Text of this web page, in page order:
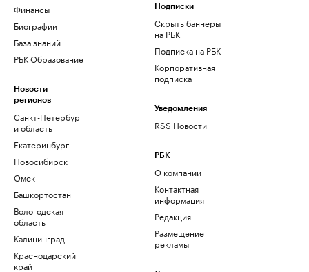
Финансы
Биографии
База знаний
РБК Образование
Новости
регионов
Санкт-Петербург
и область
Екатеринбург
Новосибирск
Омск
Башкортостан
Вологодская
область
Калининград
Краснодарский
край
Подписки
Скрыть баннеры
на РБК
Подписка на РБК
Корпоративная
подписка
Уведомления
RSS Новости
РБК
О компании
Контактная
информация
Редакция
Размещение
рекламы